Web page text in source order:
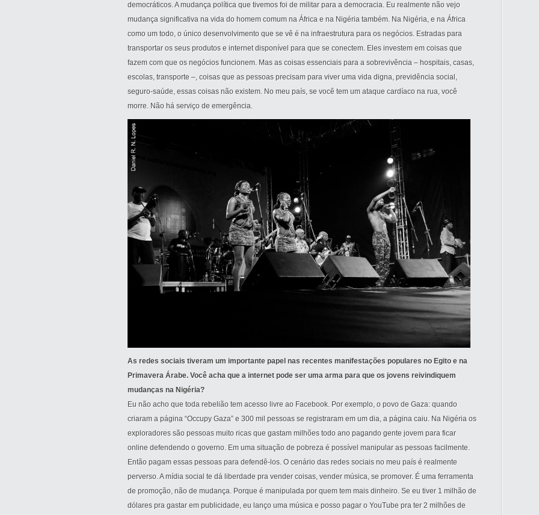
democráticos. A mudança política que tivemos foi de militar para a democracia. Eu realmente não vejo
mudança significativa na vida do homem comum na África e na Nigéria também. Na Nigéria, e na África
como um todo, o único desenvolvimento que se vê é na infraestrutura para os negócios. Estradas para
transportar os seus produtos e internet disponível para que se conectem. Eles investem em coisas que
fazem com que os negócios funcionem. Mas as coisas essenciais para a sobrevivência – hospitais, casas,
escolas, transporte –, coisas que as pessoas precisam para viver uma vida digna, previdência social,
seguro-saúde, essas coisas não existem. No meu país, se você tem um ataque cardíaco na rua, você
morre. Não há serviço de emergência.
As redes sociais tiveram um importante papel nas recentes manifestações populares no Egito e na
Primavera Árabe. Você acha que a internet pode ser uma arma para que os jovens reivindiquem
mudanças na Nigéria?
Eu não acho que toda rebelião tem acesso livre ao Facebook. Por exemplo, o povo de Gaza: quando
criaram a página “Occupy Gaza” e 300 mil pessoas se registraram em um dia, a página caiu. Na Nigéria os
exploradores são pessoas muito ricas que gastam milhões todo ano pagando gente jovem para ficar
online defendendo o governo. Em uma situação de pobreza é possível manipular as pessoas facilmente.
Então pagam essas pessoas para defendê-los. O cenário das redes sociais no meu país é realmente
perverso. A mídia social te dá liberdade pra vender coisas, vender música, se promover. É uma ferramenta
de promoção, não de mudança. Porque é manipulada por quem tem mais dinheiro. Se eu tiver 1 milhão de
dólares pra gastar em publicidade, eu lanço uma música e posso pagar o YouTube pra ter 2 milhões de